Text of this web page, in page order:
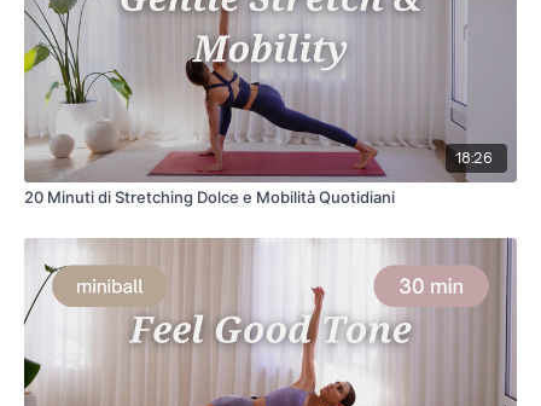
18:26
20 Minuti di Stretching Dolce e Mobilità Quotidiani